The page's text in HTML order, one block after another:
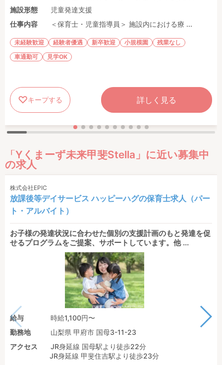
施設形態
児童発達支援
仕事内容
＜保育士・児童指導員＞ 施設内における療 ...
未経験歓迎 経験者優遇 新卒歓迎 小規模園
残業なし
車通勤可
見学OK
キープする 詳しく見る
「Yくまーず未来甲斐Stella」に近い募集中
の求人
株式会社EPIC
放課後等デイサービス ハッピーハグの保育士求人（パー
ト・アルバイト）
お子様の発達状況に合わせた個別の支援計画のもと発達を促
せるプログラムをご提案、サポートしています。他 ...
給与
時給1,100円〜
勤務地
山梨県 甲府市 国母3-11-23
アクセス
JR身延線 国母駅より徒歩22分
JR身延線 甲斐住吉駅より徒歩23分